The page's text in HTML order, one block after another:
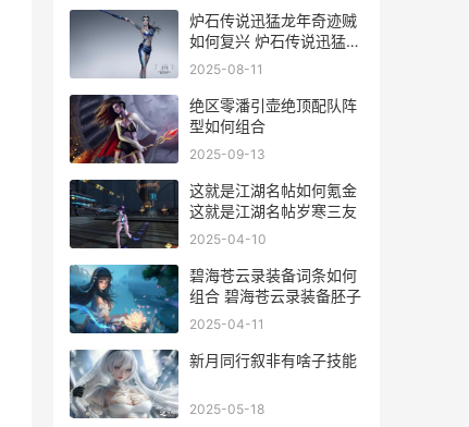
炉石传说迅猛龙年奇迹贼
如何复兴 炉石传说迅猛龙
出动
2025-08-11
绝区零潘引壶绝顶配队阵
型如何组合
2025-09-13
这就是江湖名帖如何氪金
这就是江湖名帖岁寒三友
2025-04-10
碧海苍云录装备词条如何
组合 碧海苍云录装备胚子
2025-04-11
新月同行叙非有啥子技能
2025-05-18